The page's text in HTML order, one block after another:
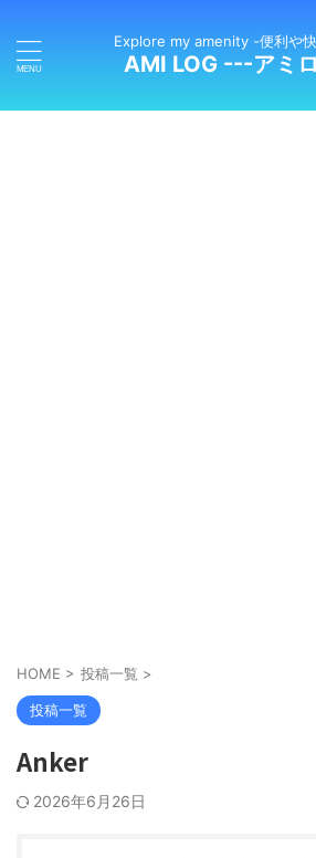
Explore my amenity -便利や
AMI LOG ---アミ
HOME > 投稿一覧 >
投稿一覧
Anker
2026年6月26日